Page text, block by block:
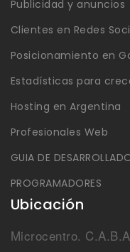
Publicidad y anuncios
Clientes en Redes
Posicionamiento en
Estadísticas para
Hosting en Argentina
Profesionales Web
GUIA DE
PROGRAMADORES
Ubicación
Microcentro.